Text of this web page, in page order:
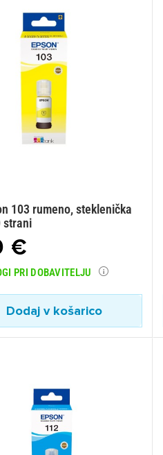
103 rumeno, steklenička
strani
€
PRI DOBAVITELJU
Dodaj v košarico